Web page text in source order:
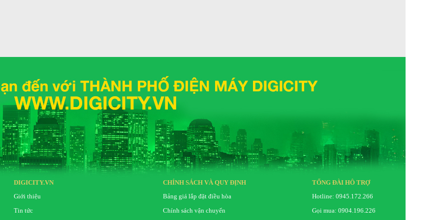
DIGICITY.VN
Giới thiệu
Tin tức
CHÍNH SÁCH VÀ QUY ĐỊNH
Bảng giá lắp đặt điều hòa
Chính sách vận chuyển
TỔNG ĐÀI HỖ TRỢ
Hotline: 0945.172.266
Gọi mua: 0904.196.226